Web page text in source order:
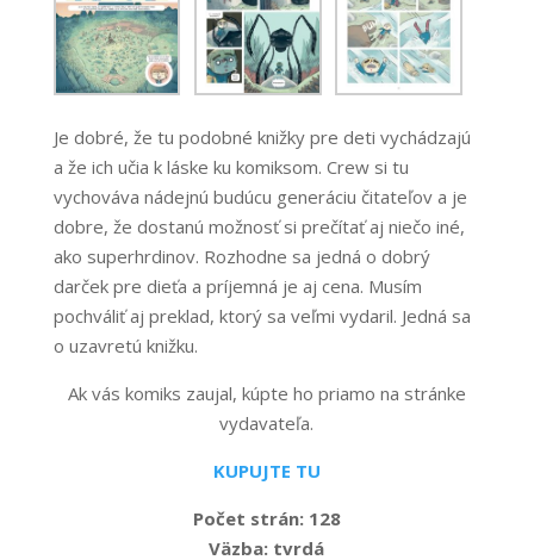
Je dobré, že tu podobné knižky pre deti vychádzajú
a že ich učia k láske ku komiksom. Crew si tu
vychováva nádejnú budúcu generáciu čitateľov a je
dobre, že dostanú možnosť si prečítať aj niečo iné,
ako superhrdinov. Rozhodne sa jedná o dobrý
darček pre dieťa a príjemná je aj cena. Musím
pochváliť aj preklad, ktorý sa veľmi vydaril. Jedná sa
o uzavretú knižku.
Ak vás komiks zaujal, kúpte ho priamo na stránke
vydavateľa.
KUPUJTE TU
Počet strán: 128
Väzba: tvrdá